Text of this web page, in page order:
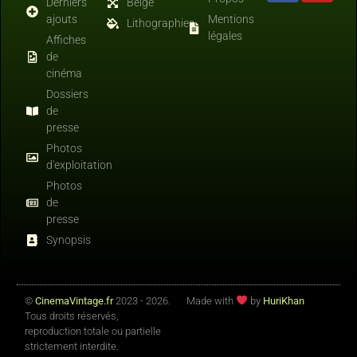
ajouts
Affiches
de
cinéma
Dossiers
de
presse
Photos
d'exploitation
Photos
de
presse
Synopsis
Lithographies
Mentions
légales
© CinemaVintage.fr2023 - 2026.
Tous droits réservés,
reproduction totale ou partielle
strictement interdite.
Made with by HuriKhan